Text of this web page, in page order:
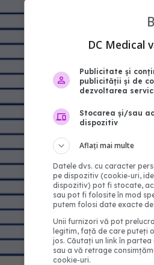
DC Medical
Publicitate și
publicității și de
dezvoltarea
Stocarea și/sau
dispozitiv
Aflați mai multe
Datele dvs. cu caracter
pe dispozitiv (cookie-uri,
dispozitiv) pot fi stocate,
sau pot fi folosite în mod
putem folosi date exacte
Unii furnizori vă pot
legitim, față de care puteți
jos. Căutați un link în
sau a vă retrage
cookie-uri.